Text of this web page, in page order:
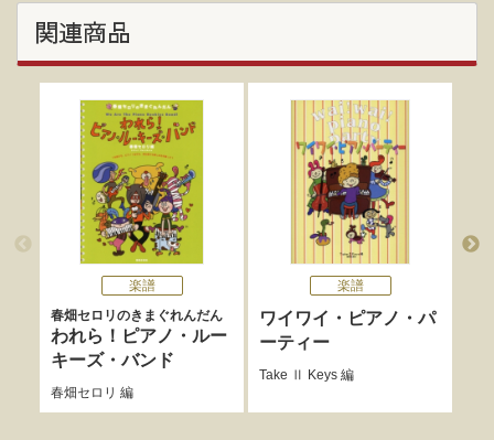
関連商品
楽譜
春畑セロリのきまぐれんだん
われら！ピアノ・ルー
キーズ・バンド
春畑セロリ 編
楽譜
ワイワイ・ピアノ・パ
ーティー
Take Ⅱ Keys編